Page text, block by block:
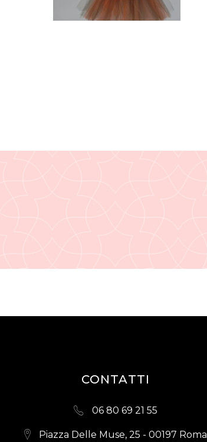
CONTATTI
06 80 69 21 55
Piazza Delle Muse, 25 - 00197 Roma